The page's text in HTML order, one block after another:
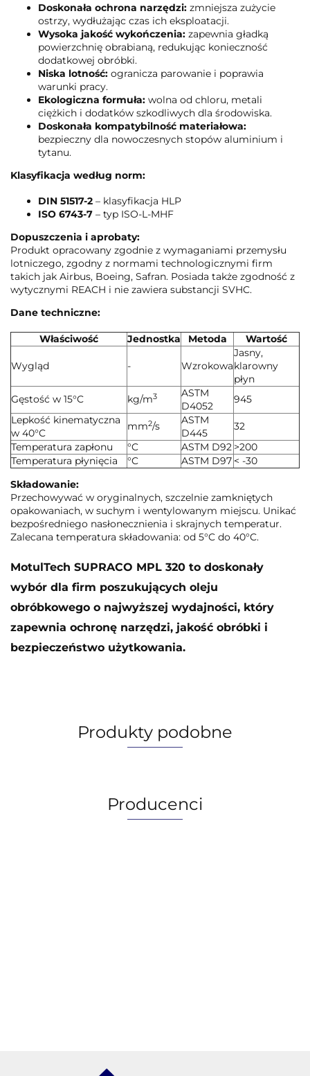
Doskonała ochrona narzędzi: zmniejsza zużycie
ostrzy, wydłużając czas ich eksploatacji.
Wysoka jakość wykończenia: zapewnia gładką
powierzchnię obrabianą, redukując konieczność
dodatkowej obróbki.
Niska lotność: ogranicza parowanie i poprawia
warunki pracy.
Ekologiczna formuła: wolna od chloru, metali
ciężkich i dodatków szkodliwych dla środowiska.
Doskonała kompatybilność materiałowa:
bezpieczny dla nowoczesnych stopów aluminium i
tytanu.
Klasyfikacja według norm:
DIN 51517-2 – klasyfikacja HLP
ISO 6743-7 – typ ISO-L-MHF
Dopuszczenia i aprobaty:
Produkt opracowany zgodnie z wymaganiami przemysłu
lotniczego, zgodny z normami technologicznymi firm
takich jak Airbus, Boeing, Safran. Posiada także zgodność z
wytycznymi REACH i nie zawiera substancji SVHC.
Dane techniczne:
Właściwość Jednostka Metoda Wartość
Wygląd - Wzrokowa
Jasny,
klarowny
płyn
Gęstość w 15°C
kg/m3
ASTM
D4052
945
Lepkość kinematyczna
w 40°C
mm2/s
ASTM
D445
32
Temperatura zapłonu
°C ASTM D92 >200
Temperatura płynięcia
°C ASTM D97 < -30
Składowanie:
Przechowywać w oryginalnych, szczelnie zamkniętych
opakowaniach, w suchym i wentylowanym miejscu. Unikać
bezpośredniego nasłonecznienia i skrajnych temperatur.
Zalecana temperatura składowania: od 5°C do 40°C.
MotulTech SUPRACO MPL 320 to doskonały
wybór dla firm poszukujących oleju
obróbkowego o najwyższej wydajności, który
zapewnia ochronę narzędzi, jakość obróbki i
bezpieczeństwo użytkowania.
Produkty podobne
Producenci